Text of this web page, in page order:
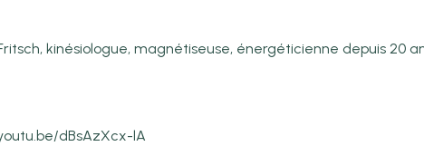
kinésiologue, magnétiseuse, énergéticienne depuis 20
dBsAzXcx-lA